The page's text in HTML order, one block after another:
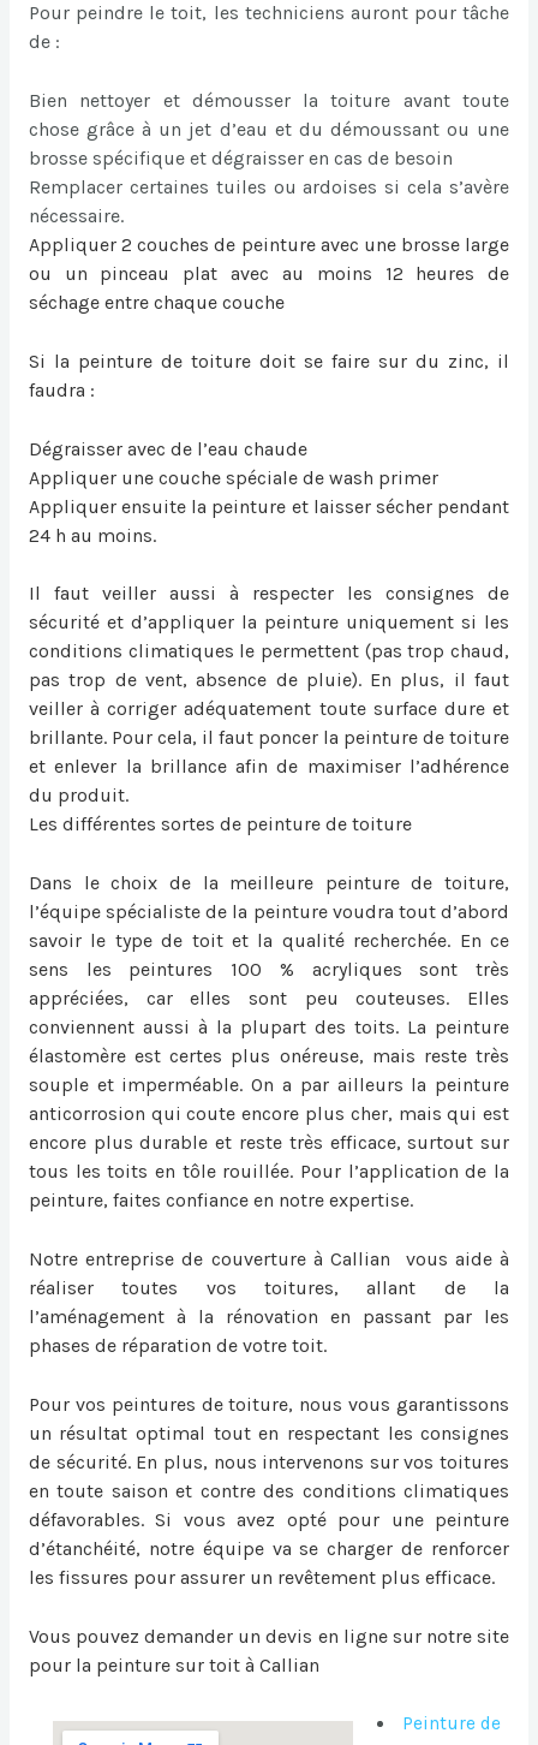
Pour peindre le toit, les techniciens auront pour tâche
de :
Bien nettoyer et démousser la toiture avant toute
chose grâce à un jet d’eau et du démoussant ou une
brosse spécifique et dégraisser en cas de besoin
Remplacer certaines tuiles ou ardoises si cela s’avère
nécessaire.
Appliquer 2 couches de peinture avec une brosse large
ou un pinceau plat avec au moins 12 heures de
séchage entre chaque couche
Si la peinture de toituredoit se faire sur du zinc, il
faudra :
Dégraisser avec de l’eau chaude
Appliquer une couche spéciale de wash primer
Appliquer ensuite la peinture et laisser sécher pendant
24 h au moins.
Il faut veiller aussi à respecter les consignes de
sécurité et d’appliquer la peinture uniquement si les
conditions climatiques le permettent (pas trop chaud,
pas trop de vent, absence de pluie). En plus, il faut
veiller à corriger adéquatement toute surface dure et
brillante. Pour cela, il faut poncer la peinture de toiture
et enlever la brillance afin de maximiser l’adhérence
du produit.
Les différentes sortes de peinture de toiture
Dans le choix de la meilleure peinture de toiture,
l’équipe spécialiste de la peinture voudra tout d’abord
savoir le type de toit et la qualité recherchée. En ce
sens les peintures 100 % acryliques sont très
appréciées, car elles sont peu couteuses. Elles
conviennent aussi à la plupart des toits. La peinture
élastomère est certes plus onéreuse, mais reste très
souple et imperméable. On a par ailleurs la peinture
anticorrosion qui coute encore plus cher, mais qui est
encore plus durable et reste très efficace, surtout sur
tous les toits en tôle rouillée. Pour l’application de la
peinture, faites confiance en notre expertise.
Notre entreprise de couverture à Callian vous aide à
réaliser toutes vos toitures, allant de la
l’aménagement à la rénovation en passant par les
phases de réparation de votre toit.
Pour vos peintures de toiture, nous vous garantissons
un résultat optimal tout en respectant les consignes
de sécurité. En plus, nous intervenons sur vos toitures
en toute saison et contre des conditions climatiques
défavorables. Si vous avez opté pour une peinture
d’étanchéité, notre équipe va se charger de renforcer
les fissures pour assurer un revêtement plus efficace.
Vous pouvez demander un devis en ligne sur notre site
pour la peinture sur toit à Callian
Peinture de